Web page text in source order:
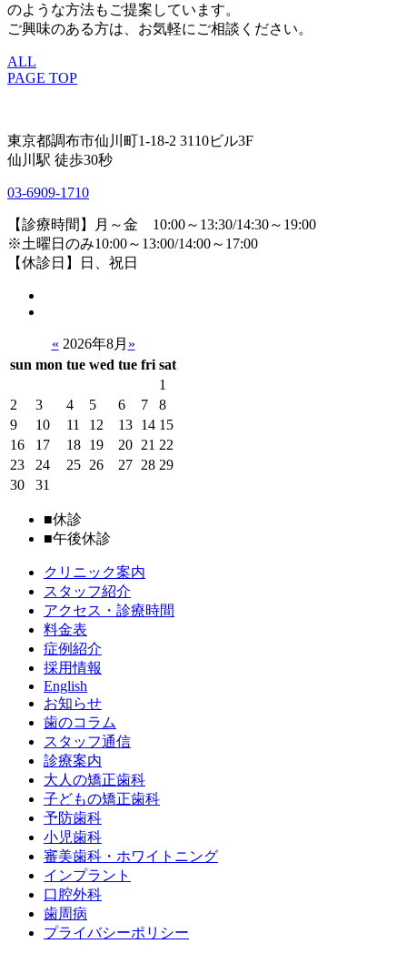
のような方法もご提案しています。
ご興味のある方は、お気軽にご相談ください。
ALL
PAGE TOP
東京都調布市仙川町1-18-2 3110ビル3F
仙川駅 徒歩30秒
03-6909-1710
【診療時間】月～金 10:00～13:30/14:30～19:00
※土曜日のみ10:00～13:00/14:00～17:00
【休診日】日、祝日
« 2026年8月 »
sun mon tue wed tue fri sat
1
2
3 4 5 6 7
8
9
10 11 12 13 14 15
16
17 18 19 20 21 22
23
24 25 26 27 28 29
30
31
■休診
■午後休診
クリニック案内
スタッフ紹介
アクセス・診療時間
料金表
症例紹介
採用情報
English
お知らせ
歯のコラム
スタッフ通信
診療案内
大人の矯正歯科
子どもの矯正歯科
予防歯科
小児歯科
審美歯科・ホワイトニング
インプラント
口腔外科
歯周病
プライバシーポリシー